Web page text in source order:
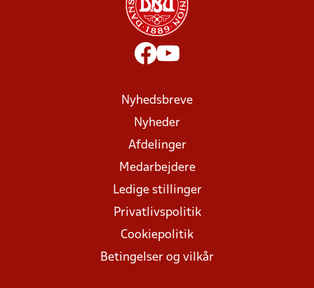
Nyhedsbreve
Nyheder
Afdelinger
Medarbejdere
Ledige stillinger
Privatlivspolitik
Cookiepolitik
Betingelser og vilkår